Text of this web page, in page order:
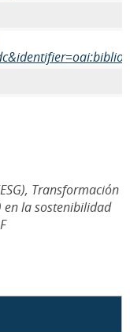
Transformación
en la sostenibilidad